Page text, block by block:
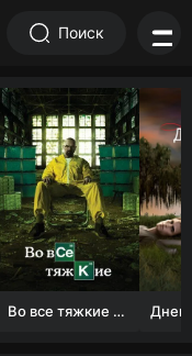
Поиск
Во все тяжкие 1-5 сезон